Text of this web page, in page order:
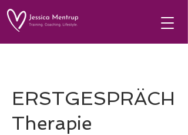
ERSTGESPRÄCH
Therapie